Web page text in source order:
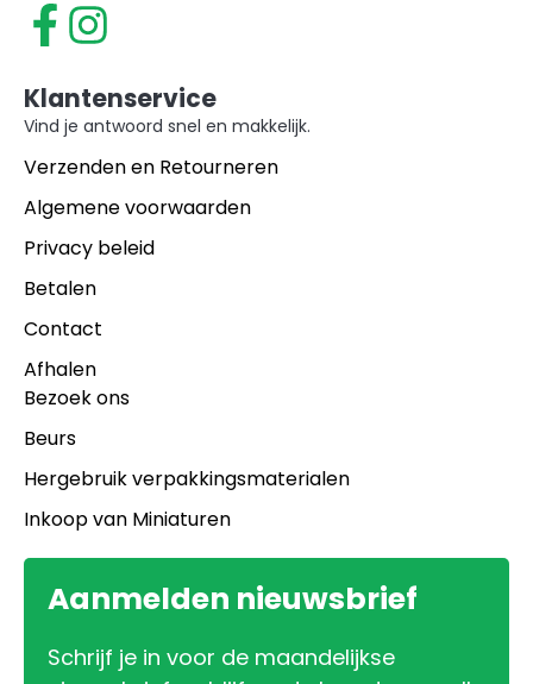
Klantenservice
Vind je antwoord snel en makkelijk.
Verzenden en Retourneren
Algemene voorwaarden
Privacy beleid
Betalen
Contact
Afhalen
Bezoek ons
Beurs
Hergebruik verpakkingsmaterialen
Inkoop van Miniaturen
Aanmelden nieuwsbrief
Schrijf je in voor de maandelijkse